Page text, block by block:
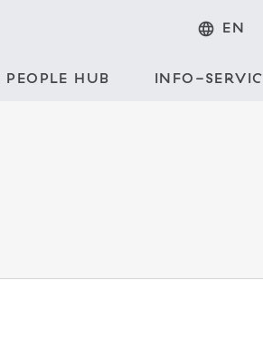
language EN
PEOPLE HUB INFO-